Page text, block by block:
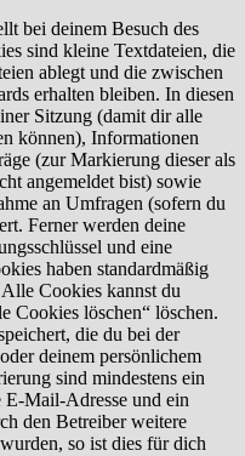
bei deinem Besuch des
sind kleine Textdateien, die
ablegt und die zwischen
erhalten bleiben. In diesen
Sitzung (damit dir alle
können), Informationen
(zur Markierung dieser als
angemeldet bist) sowie
an Umfragen (sofern du
Ferner werden deine
und eine
haben standardmäßig
Cookies kannst du
Cookies löschen“ löschen.
die du bei der
deinem persönlichem
sind mindestens ein
E-Mail-Adresse und ein
den Betreiber weitere
so ist dies für dich